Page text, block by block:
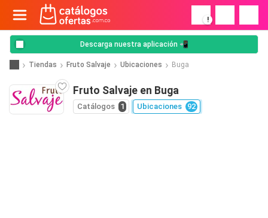
!
Descarga nuestra aplicación 📲
Tiendas Fruto Salvaje Ubicaciones Buga
Fruto Salvaje en Buga
Catálogos 1 Ubicaciones 92